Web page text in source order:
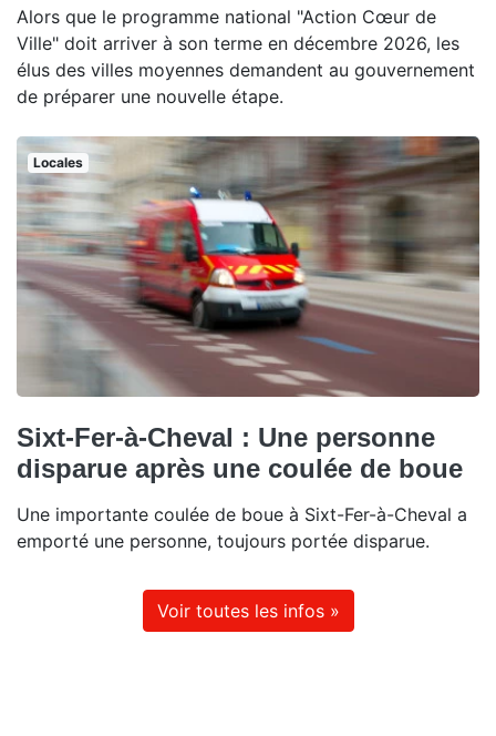
Alors que le programme national "Action Cœur de
Ville" doit arriver à son terme en décembre 2026, les
élus des villes moyennes demandent au gouvernement
de préparer une nouvelle étape.
Locales
Sixt-Fer-à-Cheval : Une personne
disparue après une coulée de boue
Une importante coulée de boue à Sixt-Fer-à-Cheval a
emporté une personne, toujours portée disparue.
Voir toutes les infos »